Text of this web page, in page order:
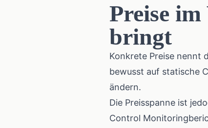
Preise im
bringt
Konkrete Preise nennt
bewusst auf statische
ändern.
Die Preisspanne ist
Control